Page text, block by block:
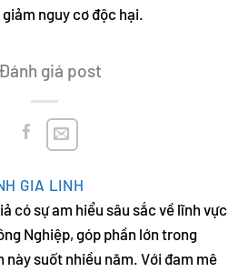
nguy cơ độc hại.
Đánh giá post
GIA LINH
có sự am hiểu sâu sắc về lĩnh vực
Nghiệp, góp phần lớn trong
này suốt nhiều năm. Với đam mê